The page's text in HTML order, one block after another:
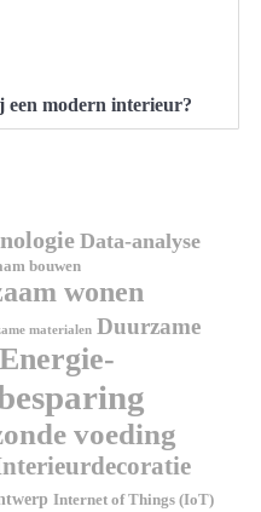
een modern interieur?
Data-analyse
bouwen
wonen
materialen Duurzame
Energie-
voeding
Internet of Things (IoT)